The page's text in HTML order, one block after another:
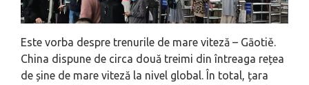
Este vorba despre trenurile de mare viteză – Gāotiě.
China dispune de circa două treimi din întreaga rețea
de șine de mare viteză la nivel global. În total, țara